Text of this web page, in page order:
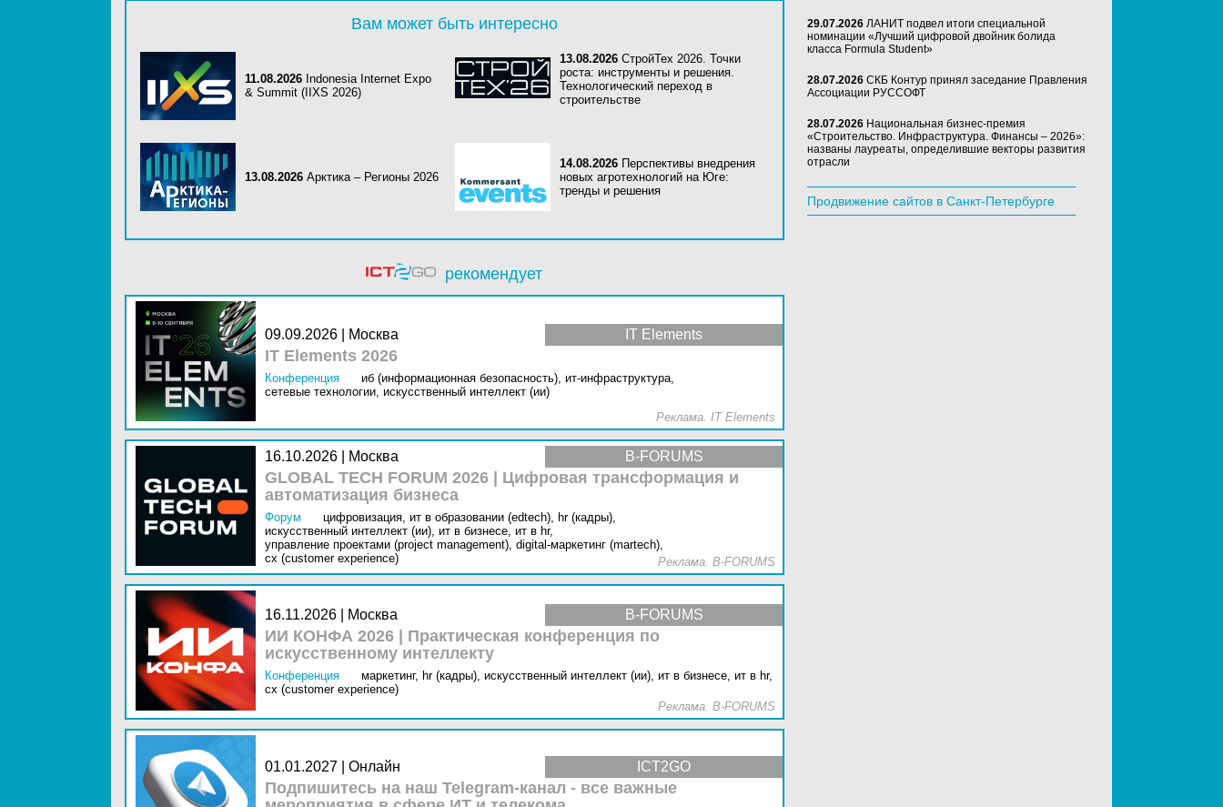
Вам может быть интересно
11.08.2026 Indonesia Internet Expo
& Summit (IIXS 2026)
13.08.2026 СтройТех 2026. Точки
роста: инструменты и решения.
Технологический переход в
строительстве
13.08.2026 Арктика – Регионы 2026
14.08.2026 Перспективы внедрения
новых агротехнологий на Юге:
тренды и решения
рекомендует
IT Elements
09.09.2026 | Москва
IT Elements 2026
Конференция иб (информационная безопасность), ит-инфраструктура,
сетевые технологии, искусственный интеллект (ии)
Реклама. IT Elements
B-FORUMS
16.10.2026 | Москва
GLOBAL TECH FORUM 2026 | Цифровая трансформация и
автоматизация бизнеса
Форум цифровизация, ит в образовании (edtech), hr (кадры),
искусственный интеллект (ии), ит в бизнесе, ит в hr,
управление проектами (project management), digital-маркетинг (martech),
cx (customer experience)
Реклама. B-FORUMS
B-FORUMS
16.11.2026 | Москва
ИИ КОНФА 2026 | Практическая конференция по
искусственному интеллекту
Конференция маркетинг, hr (кадры), искусственный интеллект (ии), ит в бизнесе, ит в hr,
cx (customer experience)
Реклама. B-FORUMS
ICT2GO
01.01.2027 | Онлайн
Подпишитесь на наш Telegram-канал - все важные
29.07.2026 ЛАНИТ подвел итоги специальной
номинации «Лучший цифровой двойник болида
класса Formula Student»
28.07.2026 СКБ Контур принял заседание Правления
Ассоциации РУССОФТ
28.07.2026 Национальная бизнес-премия
«Строительство. Инфраструктура. Финансы – 2026»:
названы лауреаты, определившие векторы развития
отрасли
Продвижение сайтов в Санкт-Петербурге